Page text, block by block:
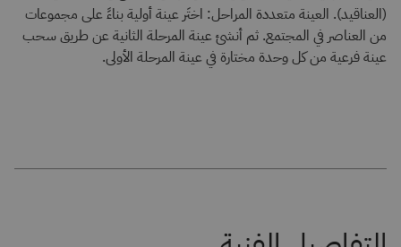
(العناقيد). العينة متعددة المراحل: اختَر عينة أولية بناءً على مجموعات
من العناصر في المجتمع. ثم أنشئ عينة المرحلة الثانية عن طريق سحب
عينة فرعية من كل وحدة مختارة في عينة المرحلة الأولى.